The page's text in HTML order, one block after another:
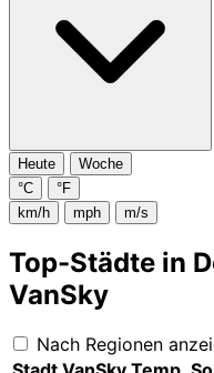
Heute
Woche
°C
°F
km/h
mph m/s
Top-Städte in
VanSky
Nach Regionen